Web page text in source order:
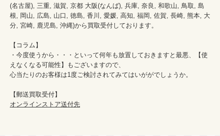
(名古屋), 三重, 滋賀, 京都 大阪(なんば), 兵庫, 奈良, 和歌山, 鳥取, 島
根, 岡山, 広島, 山口, 徳島, 香川, 愛媛, 高知, 福岡, 佐賀, 長崎, 熊本, 大
分, 宮崎, 鹿児島, 沖縄)から買取受付しております。
【コラム】
・今度使うから・・・といって何年も放置しておきますと最悪、【使
えなくなる可能性】もございますので、
心当たりのお客様は1度ご検討されてみてはいががでしょうか。
オンラインストア送付先